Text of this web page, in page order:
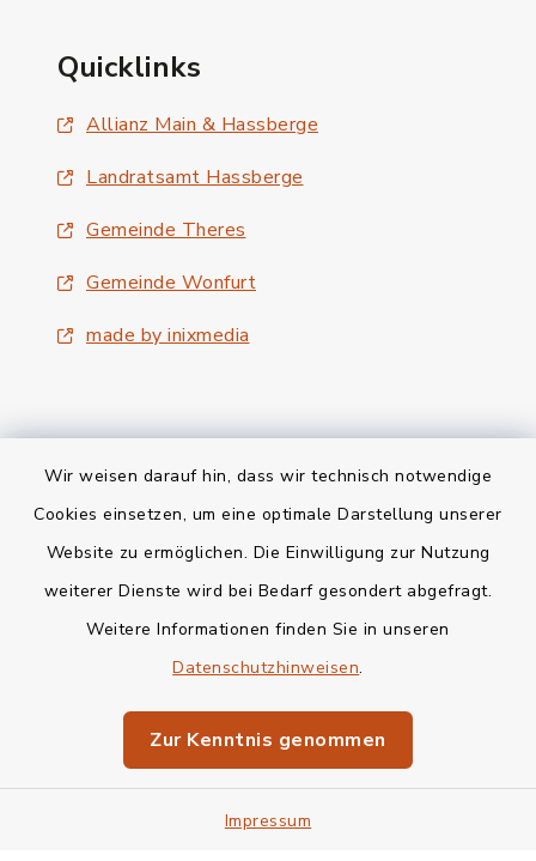
Wir weisen darauf hin, dass wir technisch notwendige
Cookies einsetzen, um eine optimale Darstellung unserer
Website zu ermöglichen. Die Einwilligung zur Nutzung
weiterer Dienste wird bei Bedarf gesondert abgefragt.
Weitere Informationen finden Sie in unseren
Datenschutzhinweisen.
Zur Kenntnis genommen
Impressum
Quicklinks
Allianz Main & Hassberge
Landratsamt Hassberge
Gemeinde Theres
Gemeinde Wonfurt
made by inixmedia
Kontakt
Barrierefreiheit
Impressum
Sitemap